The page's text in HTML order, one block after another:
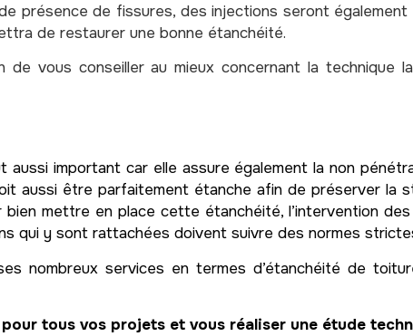
présence de fissures, des injections seront
de restaurer une bonne étanchéité.
vous conseiller au mieux concernant la technique
important car elle assure également la non
aussi être parfaitement étanche afin de préserver la
bien mettre en place cette étanchéité, l’intervention
qui y sont rattachées doivent suivre des normes
nombreux services en termes d’étanchéité de
tous vos projets et vous réaliser une étude